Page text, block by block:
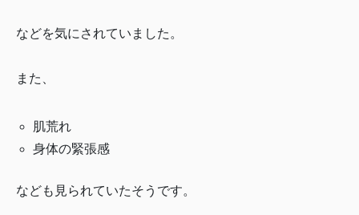
などを気にされていました。
また、
肌荒れ
身体の緊張感
なども見られていたそうです。